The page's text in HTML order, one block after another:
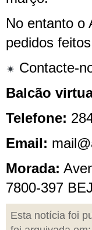
No entanto o
pedidos
Contacte-
Balcão
Telefone:
Email:
Morada:
7800-397
Esta notícia foi